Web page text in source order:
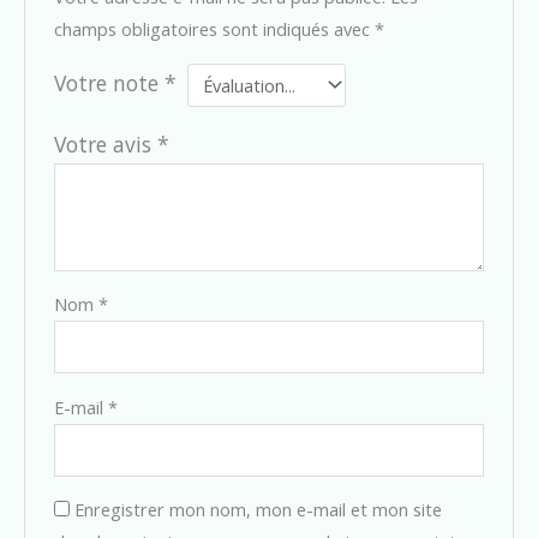
champs obligatoires sont indiqués avec*
Votre note *
Votre avis *
Nom*
E-mail*
Enregistrer mon nom, mon e-mail et mon site